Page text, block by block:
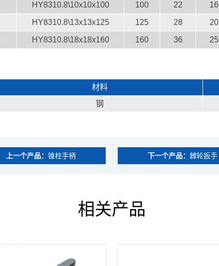
HY8310.8\10x10x100 100 22 16
HY8310.8\13x13x125 125 28 20
HY8310.8\18x18x160 160 36 25
材料
钢
上一个产品： 锥柱手柄 下一个产品： 棘轮扳手
相关产品